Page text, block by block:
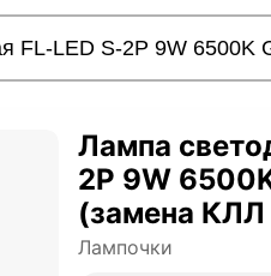
Лампа
2P 9W
(замена КЛЛ
Лампочки